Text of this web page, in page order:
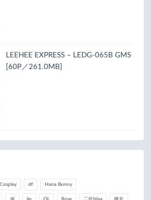
LEEHEE EXPRESS – LEDG-065B GMS
[60P／261.0MB]
Cosplay df Hana Bunny
JK lin OL Rose 二佐Nisa 修女